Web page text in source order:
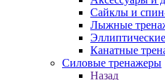
Сайклы и
Лыжные
Канатные
Силовые тренажеры
Назад